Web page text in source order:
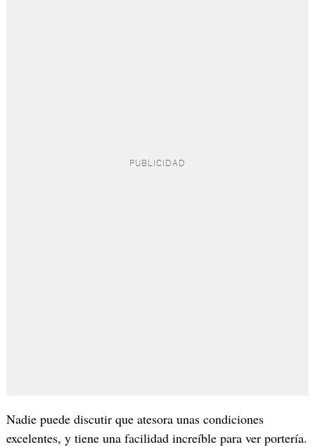
Nadie puede discutir que atesora unas condiciones
excelentes, y tiene una facilidad increíble para ver portería.